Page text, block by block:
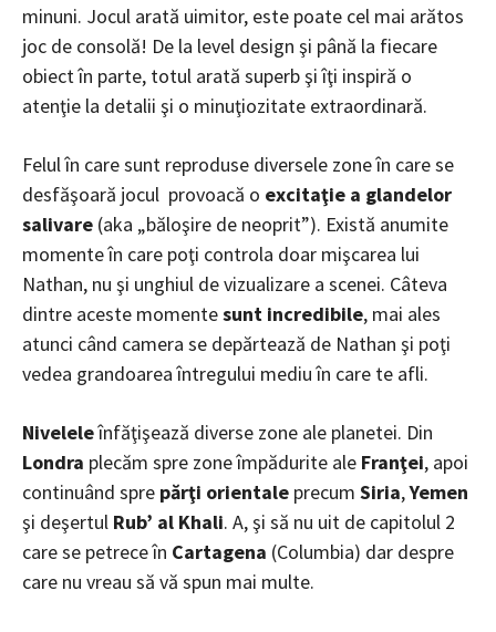
minuni. Jocul arată uimitor, este poate cel mai arătos
joc de consolă! De la level design şi până la fiecare
obiect în parte, totul arată superb şi îţi inspiră o
atenţie la detalii şi o minuţiozitate extraordinară.
Felul în care sunt reproduse diversele zone în care se
desfăşoară jocul provoacă o excitaţie a glandelor
salivare (aka „băloşire de neoprit”). Există anumite
momente în care poţi controla doar mişcarea lui
Nathan, nu şi unghiul de vizualizare a scenei. Câteva
dintre aceste momentesunt incredibile, mai ales
atunci când camera se depărtează de Nathan şi poţi
vedea grandoarea întregului mediu în care te afli.
Niveleleînfăţişează diverse zone ale planetei. Din
Londra plecăm spre zone împădurite ale Franţei, apoi
continuând spre părţi orientale precum Siria,Yemen
şi deşertul Rub’ al Khali. A, şi să nu uit de capitolul 2
care se petrece în Cartagena (Columbia) dar despre
care nu vreau să vă spun mai multe.